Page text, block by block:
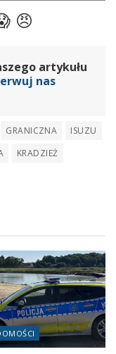
artykułu
nas
GRANICZNA
ISUZU
KRADZIEŻ